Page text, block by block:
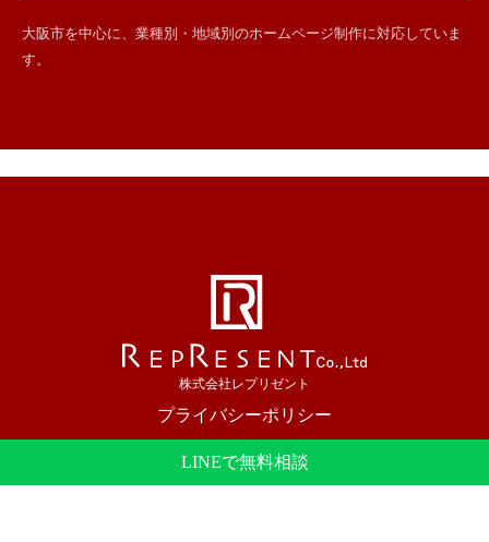
大阪市を中心に、業種別・地域別のホームページ制作に対応していま
す。
株式会社レプリゼント
プライバシーポリシー
LINEで無料相談